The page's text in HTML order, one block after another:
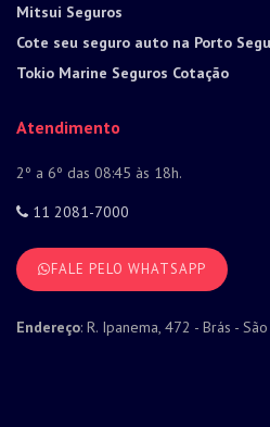
Mitsui Seguros
Cote seu seguro auto na Porto
Tokio Marine Seguros Cotação
Atendimento
2º a 6º das 08:45 às 18h.
11 2081-7000
FALE PELO WHATSAPP
Endereço: R. Ipanema, 472 - Brás -